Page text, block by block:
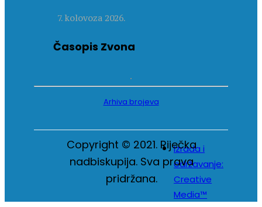
7. kolovoza 2026.
Časopis Zvona
Arhiva brojeva
Copyright © 2021. Riječka
nadbiskupija. Sva prava
pridržana.
Izrada i
održavanje:
Creative
Media™